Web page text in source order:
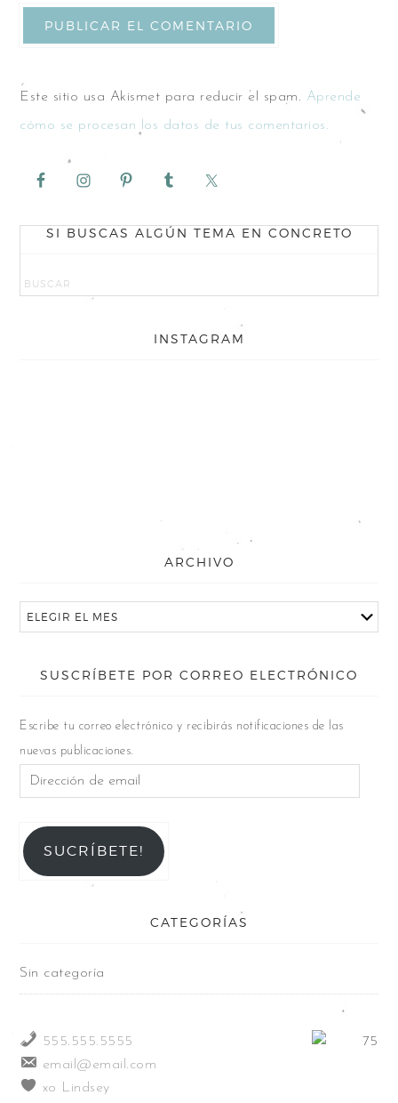
Este sitio usa Akismet para reducir el spam. Aprende
cómo se procesan los datos de tus comentarios.
SI BUSCAS ALGÚN TEMA EN CONCRETO
INSTAGRAM
ARCHIVO
SUSCRÍBETE POR CORREO ELECTRÓNICO
Escribe tu correo electrónico y recibirás notificaciones de las
nuevas publicaciones.
SUCRÍBETE!
CATEGORÍAS
Sin categoría
555.555.5555
email@email.com
xo Lindsey